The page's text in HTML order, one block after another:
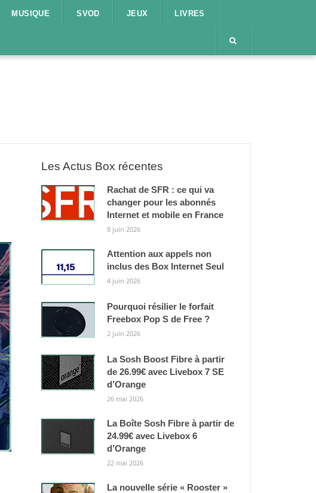
MUSIQUE SVOD JEUX LIVRES
Les Actus Box récentes
Rachat de SFR : ce qui va
changer pour les abonnés
Internet et mobile en France
8 juin 2026
Attention aux appels non
inclus des Box Internet Seul
4 juin 2026
Pourquoi résilier le forfait
Freebox Pop S de Free ?
2 juin 2026
La Sosh Boost Fibre à partir
de 26.99€ avec Livebox 7 SE
d’Orange
26 mai 2026
La Boîte Sosh Fibre à partir de
24.99€ avec Livebox 6
d’Orange
22 mai 2026
La nouvelle série « Rooster »